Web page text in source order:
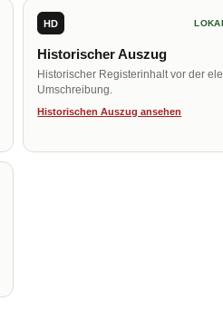
HD
Historischer Auszug
Historischer Registerinhalt vor der
Umschreibung.
Historischen Auszug ansehen